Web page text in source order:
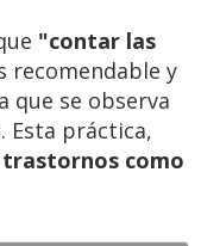
"contar las
recomendable y
que se observa
Esta práctica,
trastornos como